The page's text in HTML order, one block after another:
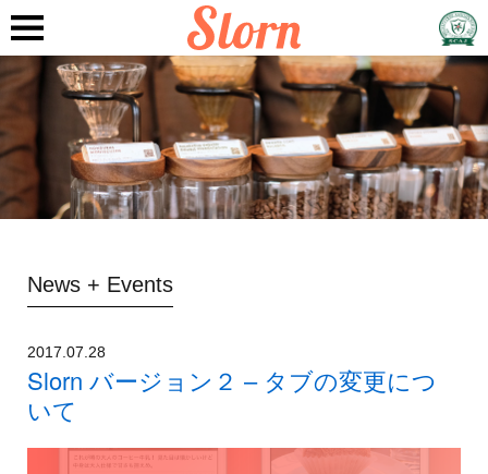
News + Events
2017.07.28
Slorn バージョン２ – タブの変更につ
いて